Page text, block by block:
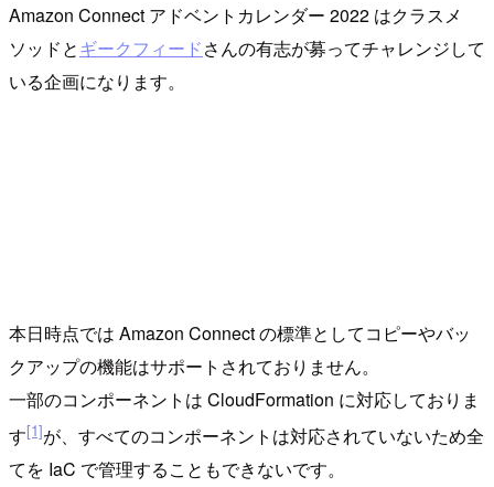
Amazon Connect アドベントカレンダー 2022 はクラスメ
ソッドとギークフィードさんの有志が募ってチャレンジして
いる企画になります。
本日時点では Amazon Connect の標準としてコピーやバッ
クアップの機能はサポートされておりません。
一部のコンポーネントは CloudFormation に対応しておりま
す[1]が、すべてのコンポーネントは対応されていないため全
てを IaC で管理することもできないです。